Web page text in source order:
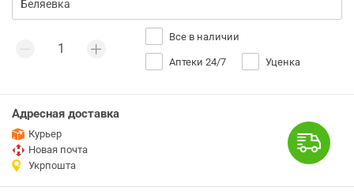
Все в наличии
Аптеки 24/7 Уценка
Адресная доставка
Курьер
Новая почта
Укрпошта